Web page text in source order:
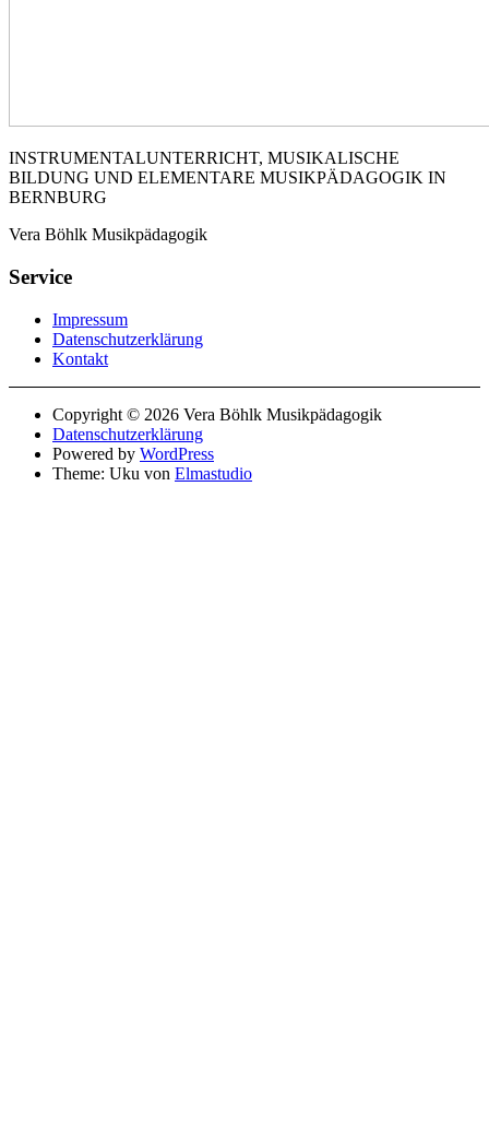
INSTRUMENTALUNTERRICHT, MUSIKALISCHE
BILDUNG UND ELEMENTARE MUSIKPÄDAGOGIK IN
BERNBURG
Vera Böhlk Musikpädagogik
Service
Impressum
Datenschutzerklärung
Kontakt
Copyright © 2026 Vera Böhlk Musikpädagogik
Datenschutzerklärung
Powered by WordPress
Theme: Uku von Elmastudio